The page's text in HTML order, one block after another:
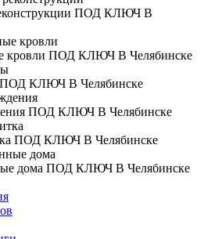
ПОД КЛЮЧ В
кровли ПОД КЛЮЧ В Челябинске
ПОД КЛЮЧ В Челябинске
ПОД КЛЮЧ В Челябинске
ПОД КЛЮЧ В Челябинске
дома ПОД КЛЮЧ В Челябинске